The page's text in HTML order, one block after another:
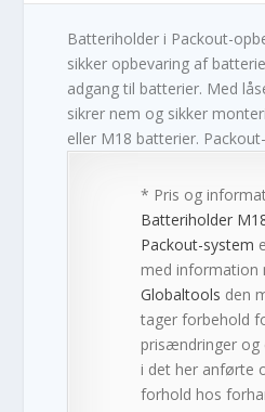
Batteriholder i Packout-
sikker opbevaring af
adgang til batterier. Med
sikrer nem og sikker
eller M18 batterier.
* Pris og
Batteriholder
Packout-system
med information
Globaltools den
tager forbehold
prisændringer og
i det her anførte
forhold hos